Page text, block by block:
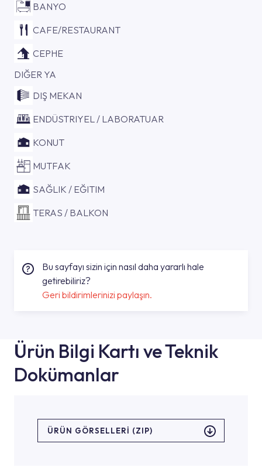
BANYO
CAFE/RESTAURANT
CEPHE
DIĞER YA
DIŞ MEKAN
ENDÜSTRIYEL / LABORATUAR
KONUT
MUTFAK
SAĞLIK / EĞITIM
TERAS / BALKON
Bu sayfayı sizin için nasıl daha yararlı hale
getirebiliriz?
Geri bildirimlerinizi paylaşın.
Ürün Bilgi Kartı ve Teknik
Dokümanlar
ÜRÜN GÖRSELLERI (ZIP)